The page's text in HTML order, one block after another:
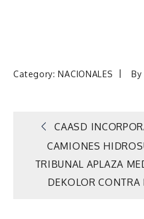
Category:NACIONALES
de
CAASD
CAMIONES
TRIBUNAL APLAZA
DEKOLOR CONTRA